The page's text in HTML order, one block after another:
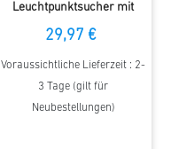
Leuchtpunktsucher mit
29,97 €
Voraussichtliche Lieferzeit : 2-
3 Tage (gilt für
Neubestellungen)